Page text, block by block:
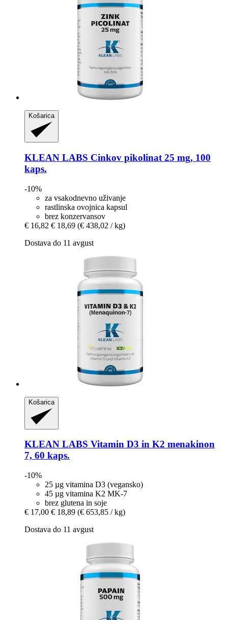
Košarica
KLEAN LABS Cinkov pikolinat 25 mg, 100
kaps.
-10%
za vsakodnevno uživanje
rastlinska ovojnica kapsul
brez konzervansov
€ 16,82 € 18,69 (€ 438,02 / kg)
Dostava do 11 avgust
Košarica
KLEAN LABS Vitamin D3 in K2 menakinon
7, 60 kaps.
-10%
25 µg vitamina D3 (vegansko)
45 µg vitamina K2 MK-7
brez glutena in soje
€ 17,00 € 18,89 (€ 653,85 / kg)
Dostava do 11 avgust